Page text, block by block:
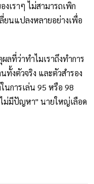
เราๆ ไม่สามารถเพิก
ยนแปลงหลายอย่างเพื่อ
ลที่ว่าทำไมเราถึงทำการ
ทั้งตัวจริง และตัวสำรอง
นการเล่น 95 หรือ 98
ม่มีปัญหา" นายใหญ่เลือด